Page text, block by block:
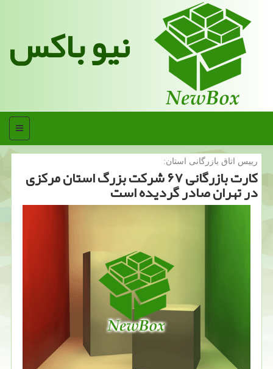
نیو باکس
منو
رییس اتاق بازرگانی استان:
كارت بازرگانی ۶۷ شركت بزرگ استان مركزی
در تهران صادر گردیده است